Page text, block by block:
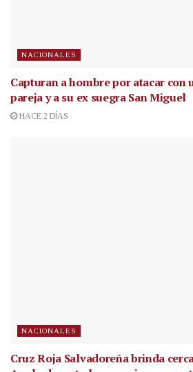
NACIONALES
Capturan a hombre por atacar con
pareja y a su ex suegra San Miguel
HACE 2 DÍAS
NACIONALES
Cruz Roja Salvadoreña brinda